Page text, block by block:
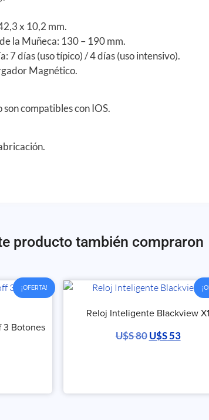
x 10,2 mm.
la Muñeca: 130 – 190 mm.
7 días (uso típico) / 4 días (uso intensivo).
Magnético.
son compatibles con IOS.
producto también compraron
¡OFERTA!
3 Botones
Reloj Inteligente Blackview X1
U$S80 U$S53